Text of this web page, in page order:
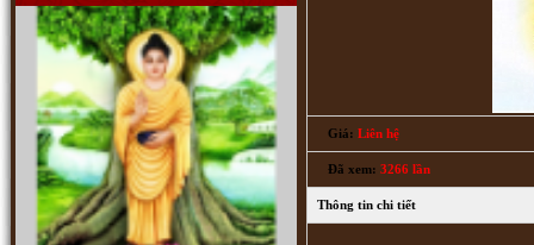
Giá: Liên hệ
Đã xem: 3266 lần
Thông tin chi tiết